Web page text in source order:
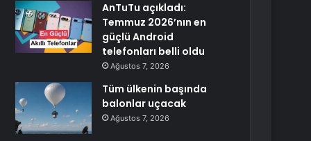
AnTuTu açıkladı:
Temmuz 2026’nın en
güçlü Android
telefonları belli oldu
Ağustos 7, 2026
Tüm ülkenin başında
balonlar uçacak
Ağustos 7, 2026